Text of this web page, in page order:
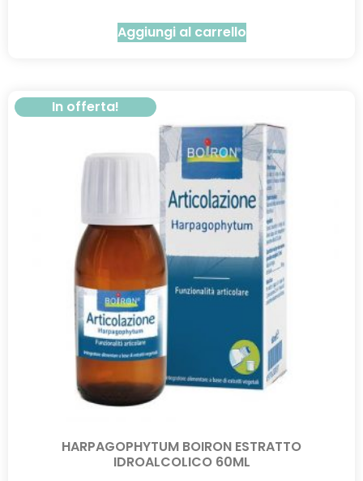
Aggiungi al carrello
In offerta!
HARPAGOPHYTUM BOIRON ESTRATTO
IDROALCOLICO 60ML